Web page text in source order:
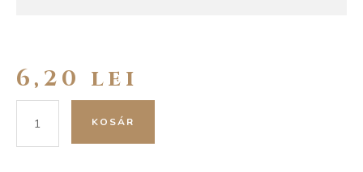
6,20 lei
mézespogácsaKOSÁR